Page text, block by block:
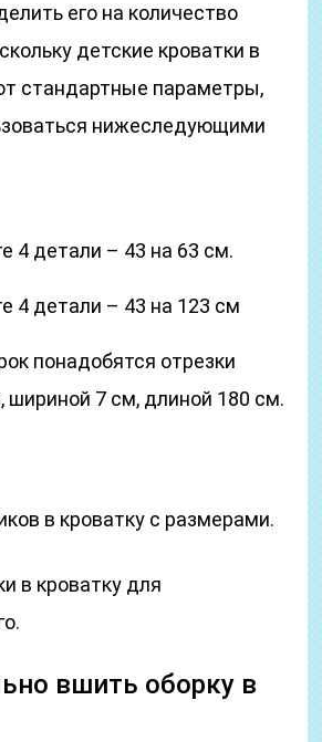
его на количество
детские кроватки в
стандартные параметры,
нижеследующими
4 детали – 43 на 63 см.
4 детали – 43 на 123 см
понадобятся отрезки
шириной 7 см, длиной 180 см.
в кроватку с размерами.
в кроватку для
вшить оборку в